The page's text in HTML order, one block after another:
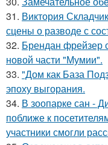
31. Виктория
сцены о разводе с
32. Брендан фрейзер
новой части "Мумии".
33. "Дом как База
эпоху выгорания.
34. В зоопарке сан -
поближе к
участники смогли